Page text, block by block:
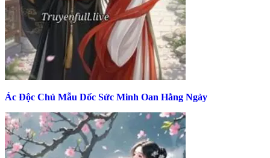
Ác Độc Chủ Mẫu Dốc Sức Minh Oan Hằng Ngày